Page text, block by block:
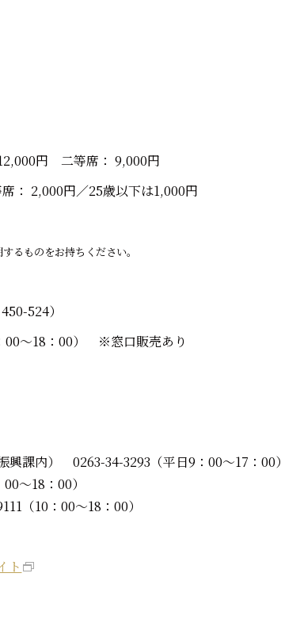
円 二等席： 9,000円
： 2,000円／25歳以下は1,000円
るものをお持ちください。
524）
00～18：00） ※窓口販売あり
興課内） 0263-34-3293（平日9：00～17：00）
～18：00）
（10：00～18：00）
ト